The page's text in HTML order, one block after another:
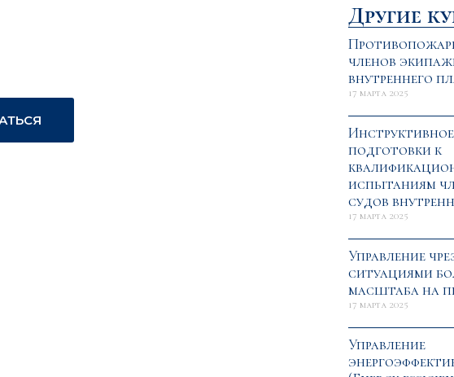
Другие
членов
внутреннего
17 марта 2025
подготовки к
испытаниям
судов
17 марта 2025
Управление
ситуациями
масштаба на
17 марта 2025
Управление